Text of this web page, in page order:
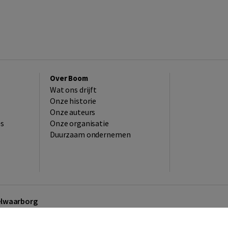
Over Boom
Wat ons drijft
Onze historie
Onze auteurs
Onze organisatie
Duurzaam ondernemen